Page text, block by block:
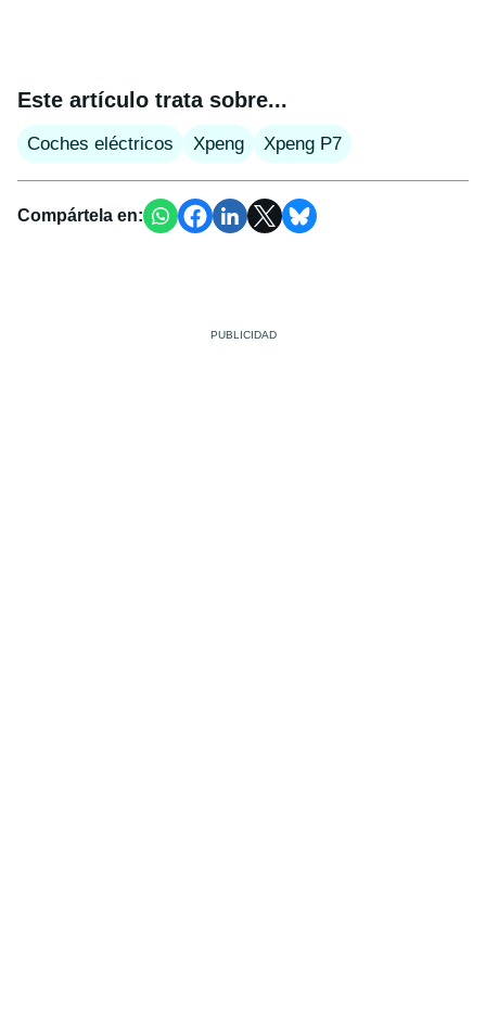
Este artículo trata sobre...
Coches eléctricos Xpeng Xpeng P7
Compártela en: